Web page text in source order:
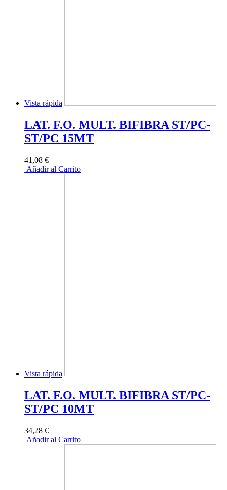
Vista rápida
LAT. F.O. MULT. BIFIBRA ST/PC-
ST/PC 15MT
41,08 €
Añadir al Carrito
Vista rápida
LAT. F.O. MULT. BIFIBRA ST/PC-
ST/PC 10MT
34,28 €
Añadir al Carrito